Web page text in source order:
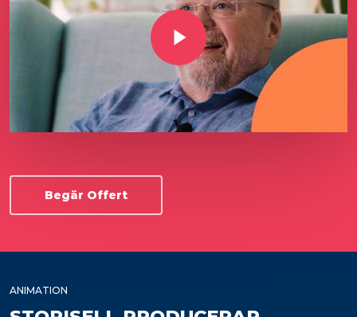
Play Video
Begär Offert
ANIMATION